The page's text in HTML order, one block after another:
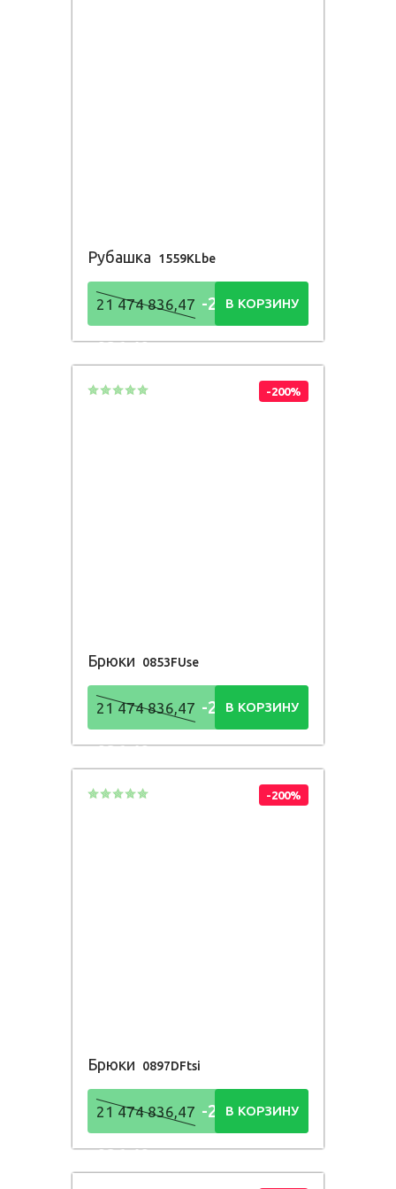
Рубашка 1559KLbe
21 474 836,47 -21 474
836,48Р
В КОРЗИНУ
-200%
Брюки 0853FUse
21 474 836,47 -21 474
836,48Р
В КОРЗИНУ
-200%
Брюки 0897DFtsi
21 474 836,47 -21 474
836,48Р
В КОРЗИНУ